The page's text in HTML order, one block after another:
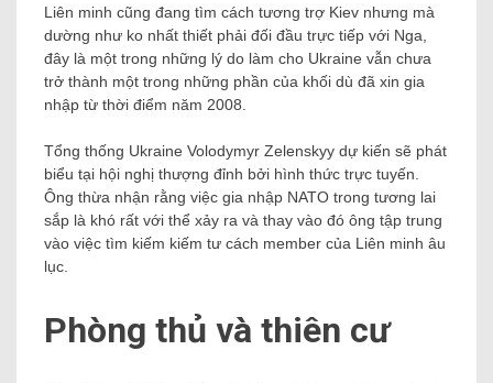
Liên minh cũng đang tìm cách tương trợ Kiev nhưng mà
dường như ko nhất thiết phải đối đầu trực tiếp với Nga,
đây là một trong những lý do làm cho Ukraine vẫn chưa
trở thành một trong những phần của khối dù đã xin gia
nhập từ thời điểm năm 2008.
Tổng thống Ukraine Volodymyr Zelenskyy dự kiến ​​sẽ phát
biểu tại hội nghị thượng đỉnh bởi hình thức trực tuyến.
Ông thừa nhận rằng việc gia nhập NATO trong tương lai
sắp là khó rất với thể xảy ra và thay vào đó ông tập trung
vào việc tìm kiếm kiếm tư cách member của Liên minh âu
lục.
Phòng thủ và thiên cư